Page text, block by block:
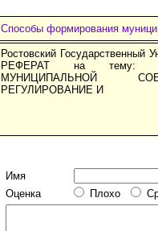
Способы формирования
Ростовский Государственный
РЕФЕРАТ на тему:
МУНИЦИПАЛЬНОЙ
РЕГУЛИРОВАНИЕ И
Имя
Оценка
Плохо